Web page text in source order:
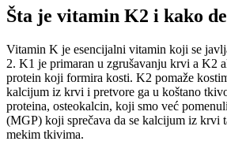
Šta je vitamin K2 i kako
Vitamin K je esencijalni vitamin koji se
2. K1 je primaran u zgrušavanju krvi a K2
protein koji formira kosti. K2 pomaže
kalcijum iz krvi i pretvore ga u koštano
proteina, osteokalcin, koji smo već
(MGP) koji sprečava da se kalcijum iz krvi
mekim tkivima.